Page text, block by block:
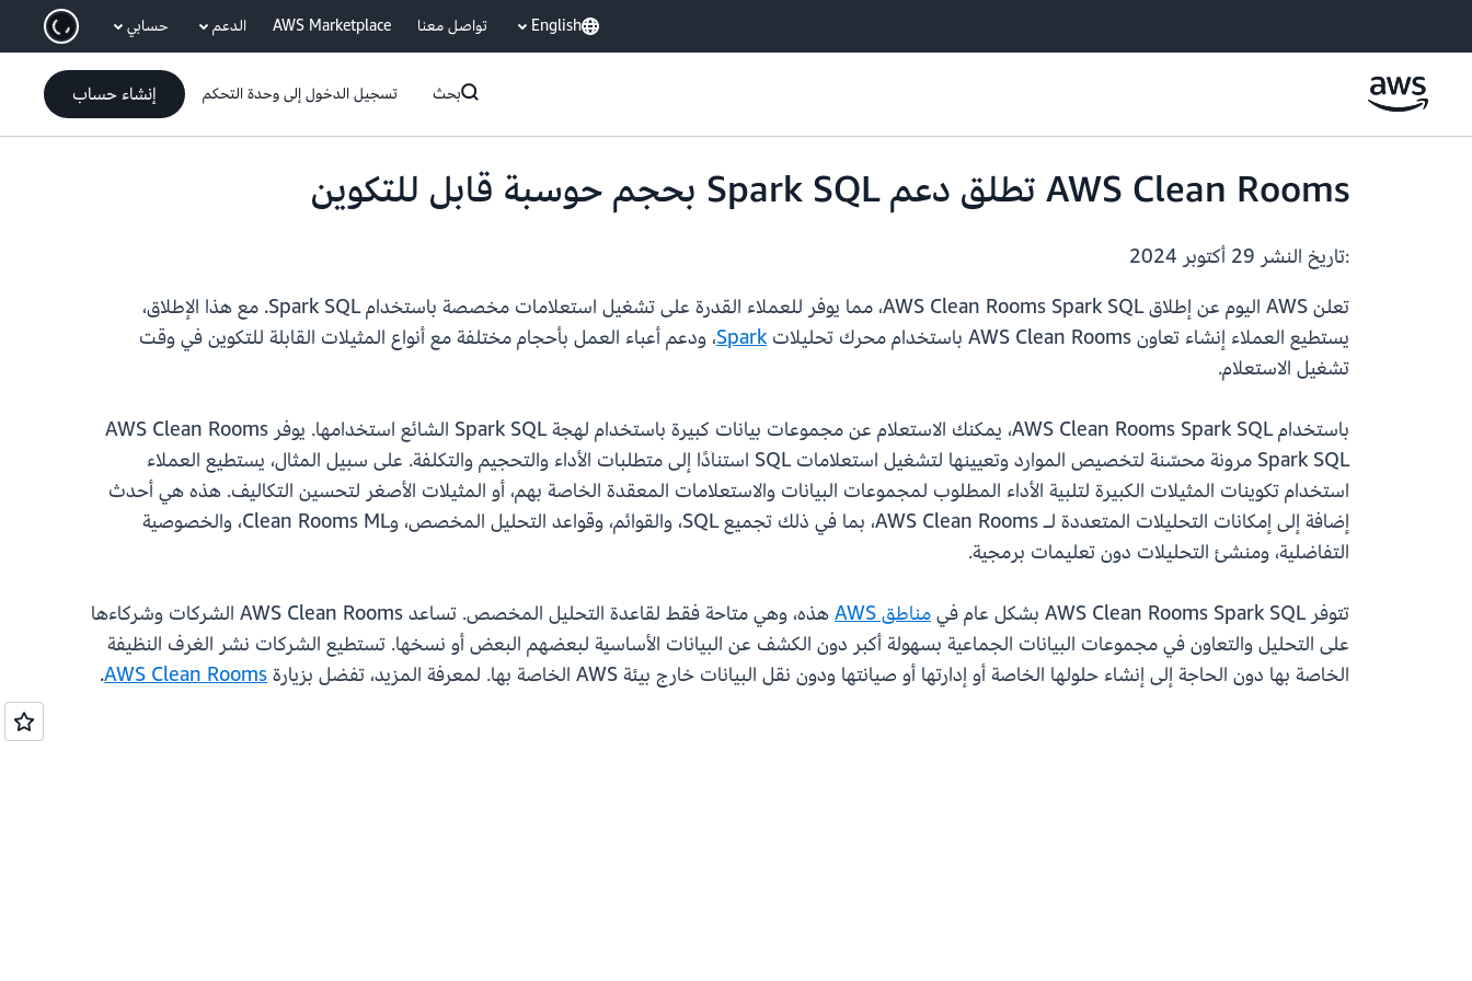
انتقل إلى المحتوى الرئيسي English تواصل معنا AWS Marketplace الدعم حسابي
بحث تسجيل الدخول إلى وحدة التحكم إنشاء حساب
AWS Clean Rooms تطلق دعم Spark SQL بحجم حوسبة قابل للتكوين
:تاريخ النشر
تعلن AWS اليوم عن إطلاق AWS Clean Rooms Spark SQL، مما يوفر للعملاء القدرة على تشغيل استعلامات مخصصة باستخدام Spark SQL. مع هذا الإطلاق،
يستطيع العملاء إنشاء تعاون AWS Clean Rooms باستخدام محرك تحليلات
Spark، ودعم أعباء العمل بأحجام مختلفة مع أنواع المثيلات القابلة للتكوين في وقت
تشغيل الاستعلام.
باستخدام AWS Clean Rooms Spark SQL، يمكنك الاستعلام عن مجموعات بيانات كبيرة باستخدام لهجة Spark SQL الشائع استخدامها. يوفر AWS Clean Rooms
Spark SQL مرونة محسّنة لتخصيص الموارد وتعيينها لتشغيل استعلامات SQL استنادًا إلى متطلبات الأداء والتحجيم والتكلفة. على سبيل المثال، يستطيع العملاء
استخدام تكوينات المثيلات الكبيرة لتلبية الأداء المطلوب لمجموعات البيانات والاستعلامات المعقدة الخاصة بهم، أو المثيلات الأصغر لتحسين التكاليف. هذه هي أحدث
إضافة إلى إمكانات التحليلات المتعددة لـ AWS Clean Rooms، بما في ذلك تجميع SQL، والقوائم، وقواعد التحليل المخصص، وClean Rooms ML، والخصوصية
التفاضلية، ومنشئ التحليلات دون تعليمات برمجية.
تتوفر AWS Clean Rooms Spark SQL بشكل عام في مناطق AWS
هذه، وهي متاحة فقط لقاعدة التحليل المخصص. تساعد AWS Clean Rooms الشركات وشركاءها
على التحليل والتعاون في مجموعات البيانات الجماعية بسهولة أكبر دون الكشف عن البيانات الأساسية لبعضهم البعض أو نسخها. تستطيع الشركات نشر الغرف النظيفة
الخاصة بها دون الحاجة إلى إنشاء حلولها الخاصة أو إدارتها أو صيانتها ودون نقل البيانات خارج بيئة AWS الخاصة بها. لمعرفة المزيد، تفضل بزيارة
AWS Clean Rooms
.